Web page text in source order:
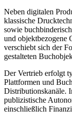
Neben digitalen
klassische
sowie
und objektbezogene
verschiebt sich der
gestalteten
Der Vertrieb erfolgt
Plattformen und
Distributionskanäle.
publizistische
einschließlich